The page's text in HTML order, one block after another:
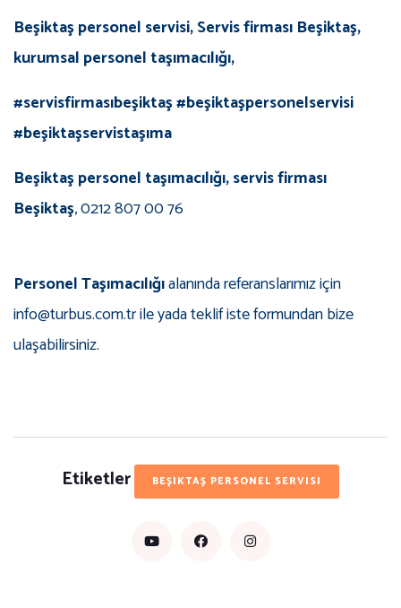
Beşiktaş personel servisi, Servis firması Beşiktaş,
kurumsal personel taşımacılığı,
#servisfirmasıbeşiktaş #beşiktaşpersonelservisi
#beşiktaşservistaşıma
Beşiktaş personel taşımacılığı, servis firması
Beşiktaş, 0212 807 00 76
Personel Taşımacılığıalanında referanslarımız için
info@turbus.com.tr ile yada teklif iste formundan bize
ulaşabilirsiniz.
Etiketler BEŞIKTAŞ PERSONEL SERVISI